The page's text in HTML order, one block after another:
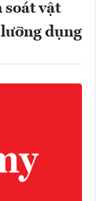
soát vật
dụng